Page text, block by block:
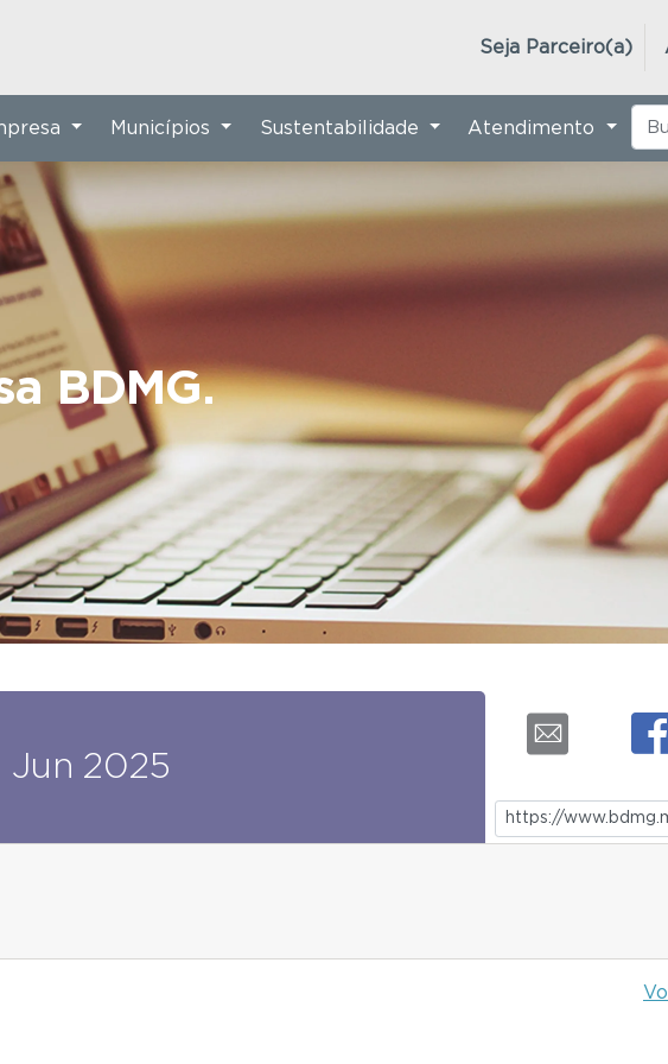
Seja Parceiro(a)
BDMG.
Municípios Sustentabilidade Atendimento
Jun 2025